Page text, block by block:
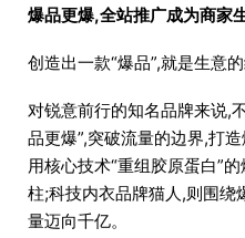
爆品更爆,全站推广成为商家
创造出一款“爆品”,就是生意
对锐意前行的知名品牌来说,
品更爆”,突破流量的边界,打
用核心技术“重组胶原蛋白”
柱;科技内衣品牌猫人,则围绕
量迈向千亿。